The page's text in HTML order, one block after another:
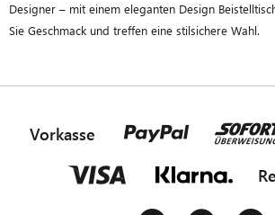
Designer – mit einem eleganten Design
Sie Geschmack und treffen eine stilsichere Wahl.
Vorkasse